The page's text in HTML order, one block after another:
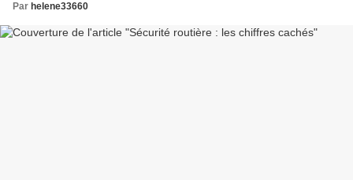
Par helene33660